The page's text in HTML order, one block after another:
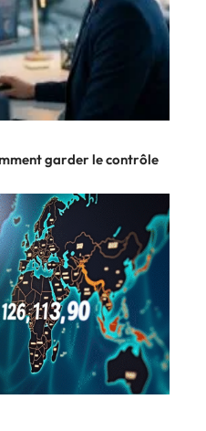
garder le contrôle